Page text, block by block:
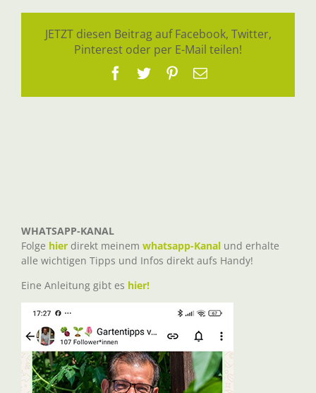
JETZT diesen Beitrag auf Facebook, Twitter,
Pinterest oder per E-Mail teilen!
Facebook
TwitterPinterest
E-
WHATSAPP-KANAL
Folge hier direkt meinem whatsapp-Kanal und erhalte
alle wichtigen Tipps und Infos direkt aufs Handy!
Eine Anleitung gibt es hier!